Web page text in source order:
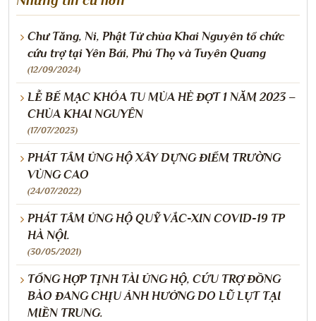
Chư Tăng, Ni, Phật Tử chùa Khai Nguyên tổ chức
cứu trợ tại Yên Bái, Phú Thọ và Tuyên Quang
(12/09/2024)
LỄ BẾ MẠC KHÓA TU MÙA HÈ ĐỢT 1 NĂM 2023 –
CHÙA KHAI NGUYÊN
(17/07/2023)
PHÁT TÂM ỦNG HỘ XÂY DỰNG ĐIỂM TRƯỜNG
VÙNG CAO
(24/07/2022)
PHÁT TÂM ỦNG HỘ QUỸ VẮC-XIN COVID-19 TP
HÀ NỘI.
(30/05/2021)
TỔNG HỢP TỊNH TÀI ỦNG HỘ, CỨU TRỢ ĐỒNG
BÀO ĐANG CHỊU ẢNH HƯỞNG DO LŨ LỤT TẠI
MIỀN TRUNG.